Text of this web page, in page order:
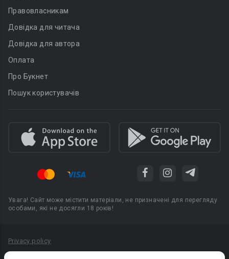
Правовласникам
Довідка для читача
Довідка для автора
Оплата
Про Букнет
Пошук користувачів
Увага! Сайт може містити матеріали, не призначені для перегляду
особами, які не досягли 18 років!
Privacy policy